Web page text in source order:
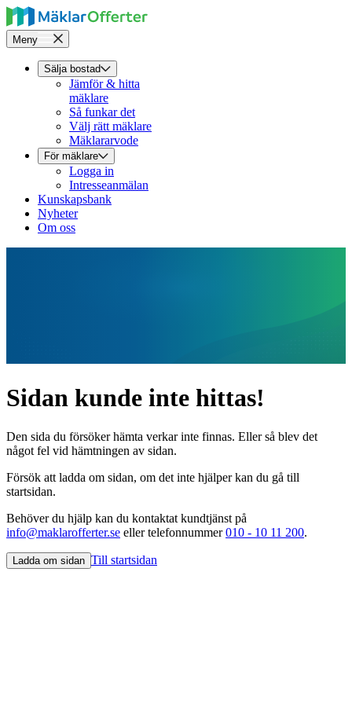
Meny
Sälja bostad
Jämför & hitta
mäklare
Så funkar det
Välj rätt mäklare
Mäklararvode
För mäklare
Logga in
Intresseanmälan
Kunskapsbank
Nyheter
Om oss
Sidan kunde inte hittas!
Den sida du försöker hämta verkar inte finnas. Eller så blev det
något fel vid hämtningen av sidan.
Försök att ladda om sidan, om det inte hjälper kan du gå till
startsidan.
Behöver du hjälp kan du kontaktat kundtjänst på
info@maklarofferter.se eller telefonnummer010 - 10 11 200.
Ladda om sidan Till startsidan